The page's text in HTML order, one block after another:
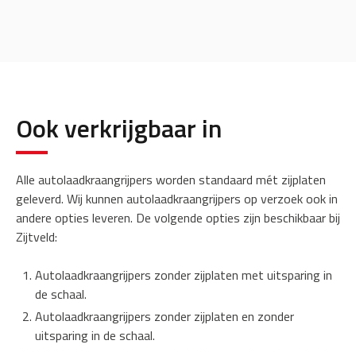
Ook verkrijgbaar in
Alle autolaadkraangrijpers worden standaard mét zijplaten
geleverd. Wij kunnen autolaadkraangrijpers op verzoek ook in
andere opties leveren. De volgende opties zijn beschikbaar bij
Zijtveld:
Autolaadkraangrijpers zonder zijplaten met uitsparing in
de schaal.
Autolaadkraangrijpers zonder zijplaten en zonder
uitsparing in de schaal.